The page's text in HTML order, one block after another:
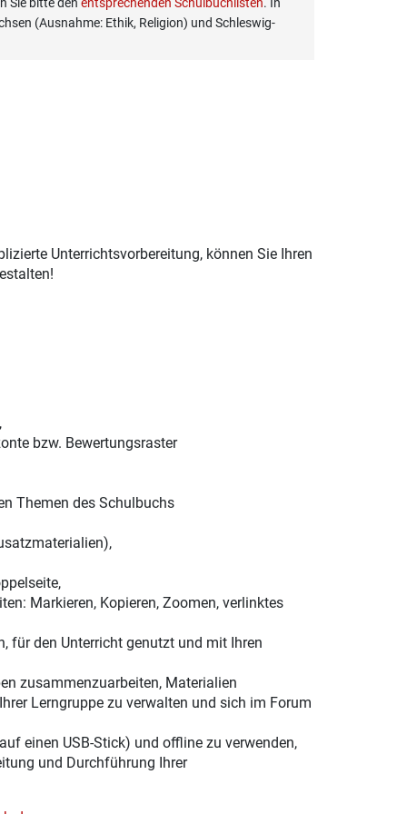
(Ausnahme: Ethik, Religion) und Schleswig-
Unterrichtsvorbereitung, können Sie Ihren
bzw. Bewertungsraster
Themen des Schulbuchs
Markieren, Kopieren, Zoomen, verlinktes
für den Unterricht genutzt und mit Ihren
zusammenzuarbeiten, Materialien
Lerngruppe zu verwalten und sich im Forum
einen USB-Stick) und offline zu verwenden,
und Durchführung Ihrer